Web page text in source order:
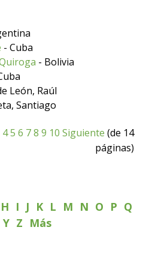
- Cuba
- Bolivia
León, Raúl
Santiago
45 6 78 9 10 Siguiente (de 14
páginas)
H I J K L M N O P Q
Y Z Más